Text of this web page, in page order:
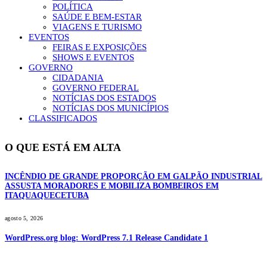
POLÍTICA
SAÚDE E BEM-ESTAR
VIAGENS E TURISMO
EVENTOS
FEIRAS E EXPOSIÇÕES
SHOWS E EVENTOS
GOVERNO
CIDADANIA
GOVERNO FEDERAL
NOTÍCIAS DOS ESTADOS
NOTÍCIAS DOS MUNICÍPIOS
CLASSIFICADOS
O QUE ESTÁ EM ALTA
INCÊNDIO DE GRANDE PROPORÇÃO EM GALPÃO INDUSTRIAL
ASSUSTA MORADORES E MOBILIZA BOMBEIROS EM
ITAQUAQUECETUBA
agosto 5, 2026
WordPress.org blog: WordPress 7.1 Release Candidate 1